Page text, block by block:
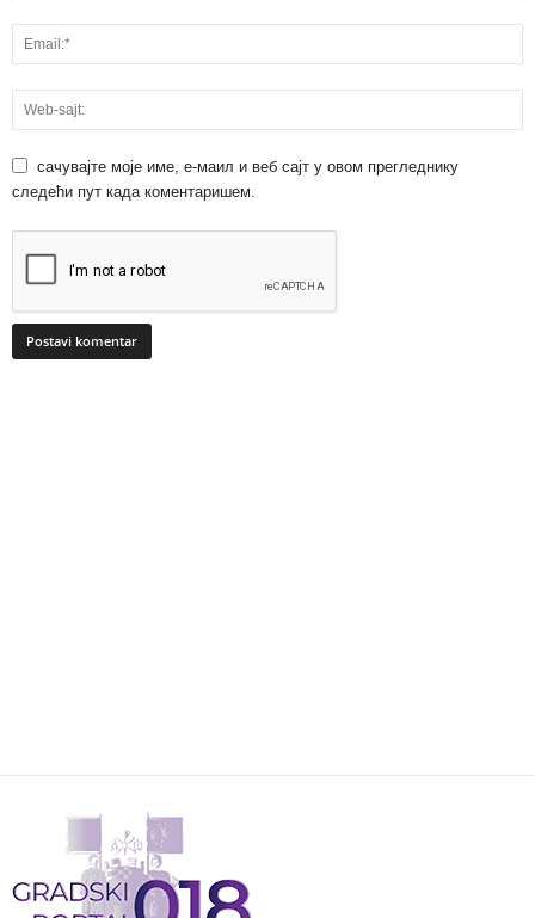
сачувајте моје име, е-маил и веб сајт у овом прегледнику
следећи пут када коментаришем.